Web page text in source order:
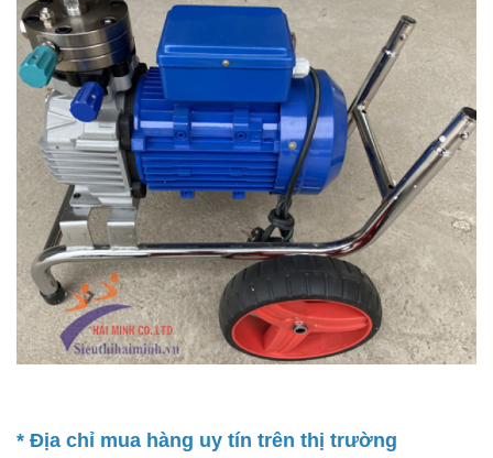
* Địa chỉ mua hàng uy tín trên thị trường